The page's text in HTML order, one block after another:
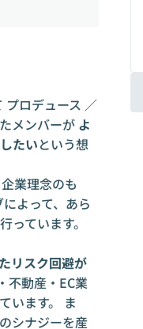
プロデュース ／
メンバーが よ
たいという想
業理念のも
よって、あら
ています。
リスク回避が
不動産・EC業
います。 ま
シナジーを産